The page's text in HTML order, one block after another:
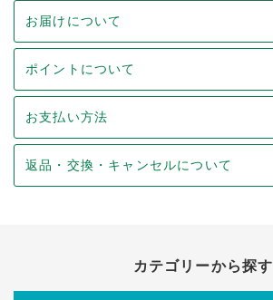
お届けについて
ポイントについて
お支払い方法
返品・交換・キャンセルについて
カテゴリーから探す